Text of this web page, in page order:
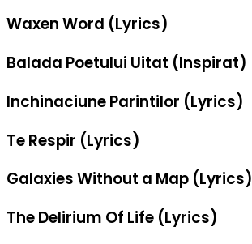
Waxen Word (Lyrics)
Balada Poetului Uitat (Inspirat)
Inchinaciune Parintilor (Lyrics)
Te Respir (Lyrics)
Galaxies Without a Map (Lyrics)
The Delirium Of Life (Lyrics)